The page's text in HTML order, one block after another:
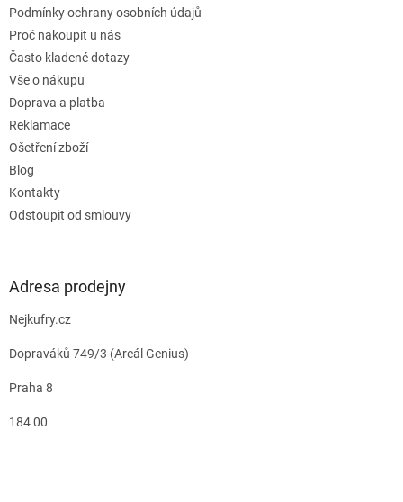
Podmínky ochrany osobních údajů
Proč nakoupit u nás
Často kladené dotazy
Vše o nákupu
Doprava a platba
Reklamace
Ošetření zboží
Blog
Kontakty
Odstoupit od smlouvy
Adresa prodejny
Nejkufry.cz
Dopraváků 749/3 (Areál Genius)
Praha 8
184 00